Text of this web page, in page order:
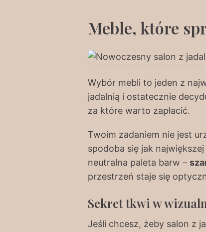
Meble, które
Wybór mebli to jeden z
jadalnią i ostatecznie
za które warto zapłacić.
Twoim zadaniem nie jest
spodoba się jak
neutralna paleta barw –
przestrzeń staje się
Sekret tkwi w
Jeśli chcesz, żeby salon z